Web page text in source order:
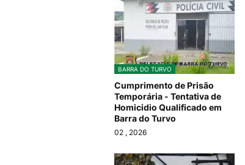
BARRA DO TURVO
Cumprimento de Prisão
Temporária - Tentativa de
Homicidio Qualificado em
Barra do Turvo
02 , 2026